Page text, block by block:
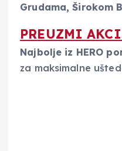
Grudama, Širokom
PREUZMI
Najbolje iz HERO
za maksimalne